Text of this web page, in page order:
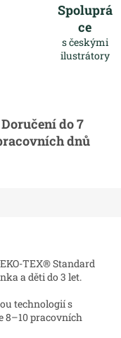
Spoluprá
ce
s českými
ilustrátory
Doručení do 7
dnů
TEX® Standard
a děti do 3 let.
technologií s
8–10 pracovních